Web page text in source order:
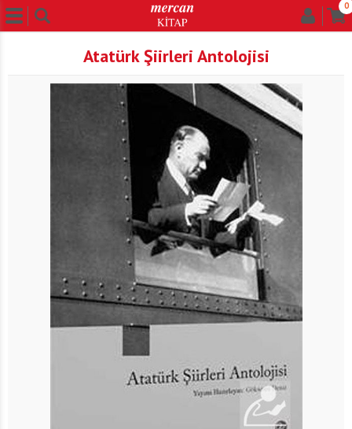
0
Atatürk Şiirleri Antolojisi